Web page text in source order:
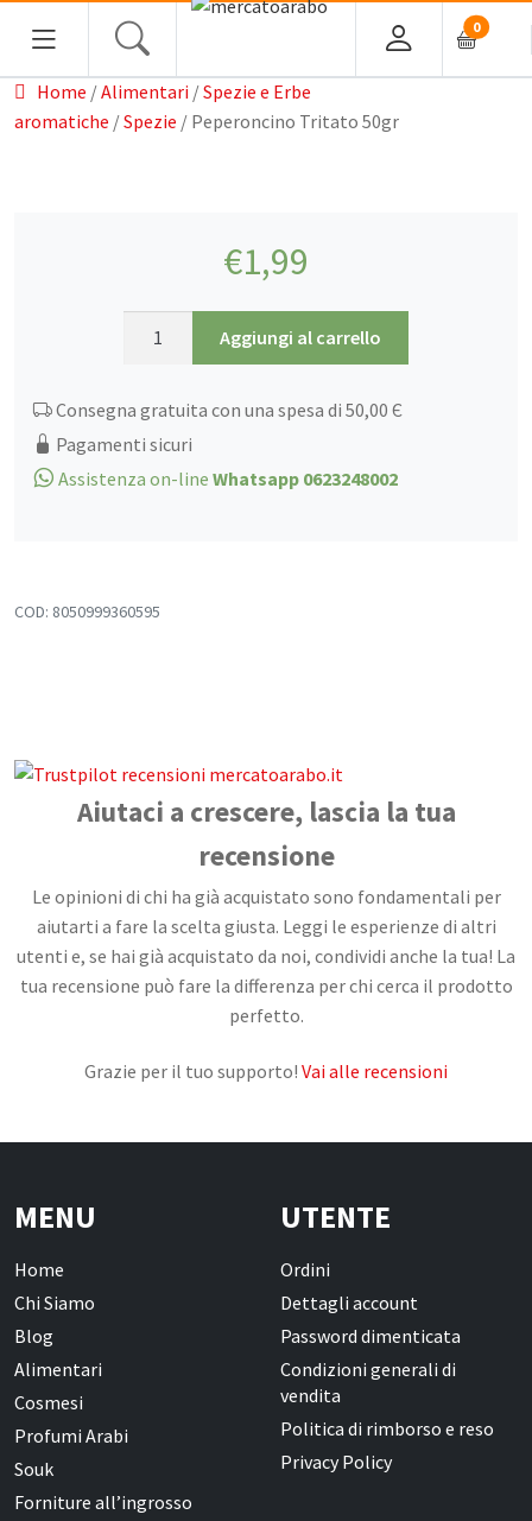
0
Spezie
Tè, Infusi e Caffè
Legumi
Cous cous, Semola e Cereali
Bevande
Pasticceria e dolci
Creme corpo
Burri e Oli naturali
Argilla e Fanghi
Oli Essenziali
Idrolati e Acque aromatiche
Profumi per il corpo
Profumi in Olio Roll-on
Profumi Spray
Home /Alimentari /Spezie e Erbe
aromatiche /Spezie / Peperoncino Tritato 50gr
€1,99
quantità
Aggiungi al carrello
Consegna gratuita con una spesa di 50,00 Є
Pagamenti sicuri
Assistenza on-line Whatsapp 0623248002
COD: 8050999360595
Aiutaci a crescere, lascia la tua
recensione
Le opinioni di chi ha già acquistato sono fondamentali per
aiutarti a fare la scelta giusta. Leggi le esperienze di altri
utenti e, se hai già acquistato da noi, condividi anche la tua! La
tua recensione può fare la differenza per chi cerca il prodotto
perfetto.
Grazie per il tuo supporto! Vai alle recensioni
MENU
Home
Chi Siamo
Blog
Alimentari
Cosmesi
Profumi Arabi
Souk
Forniture all’ingrosso
UTENTE
Ordini
Dettagli account
Password dimenticata
Condizioni generali di
vendita
Politica di rimborso e reso
Privacy Policy